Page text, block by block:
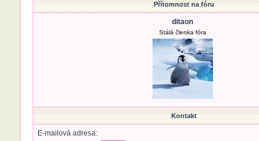
Přítomnost na fóru
ditaon
Stálá členka fóra
Kontakt
E-mailová adresa: